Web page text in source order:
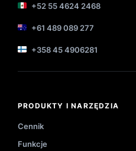
+52 55 4624 2468
+61 489 089 277
+358 45 4906281
PRODUKTY I NARZĘDZIA
Cennik
Funkcje